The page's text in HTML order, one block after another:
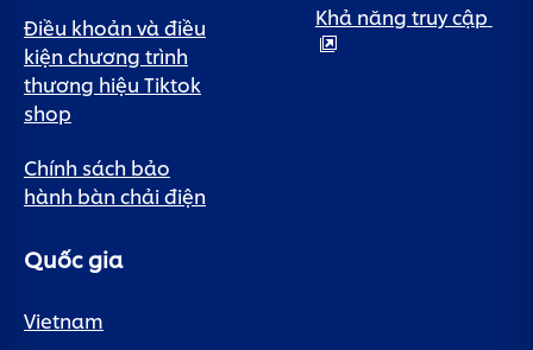
Điều khoản và điều
kiện chương trình
thương hiệu Tiktok
shop
Chính sách bảo
hành bàn chải điện
Khả năng truy cập
Quốc gia
Vietnam